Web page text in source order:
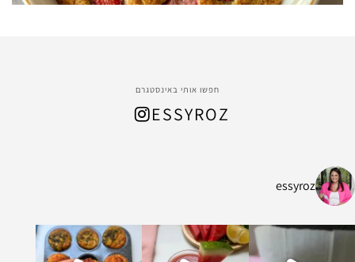
חפשו אותי באינסטגרם
ESSYROZ
essyroz
החום המתקרב, הכנתי
ושיבולת שועל עשיר ומהמם שמתאים לארוח